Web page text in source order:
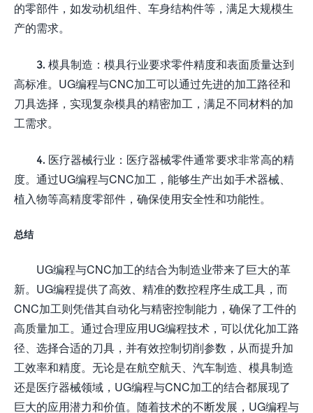
的零部件，如发动机组件、车身结构件等，满足大规模生
产的需求。
3. 模具制造：模具行业要求零件精度和表面质量达到
高标准。UG编程与CNC加工可以通过先进的加工路径和
刀具选择，实现复杂模具的精密加工，满足不同材料的加
工需求。
4. 医疗器械行业：医疗器械零件通常要求非常高的精
度。通过UG编程与CNC加工，能够生产出如手术器械、
植入物等高精度零部件，确保使用安全性和功能性。
总结
UG编程与CNC加工的结合为制造业带来了巨大的革
新。UG编程提供了高效、精准的数控程序生成工具，而
CNC加工则凭借其自动化与精密控制能力，确保了工件的
高质量加工。通过合理应用UG编程技术，可以优化加工路
径、选择合适的刀具，并有效控制切削参数，从而提升加
工效率和精度。无论是在航空航天、汽车制造、模具制造
还是医疗器械领域，UG编程与CNC加工的结合都展现了
巨大的应用潜力和价值。随着技术的不断发展，UG编程与